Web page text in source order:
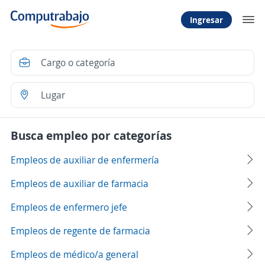
Ingresar
Busca empleo por categorías
Empleos de auxiliar de enfermería
Empleos de auxiliar de farmacia
Empleos de enfermero jefe
Empleos de regente de farmacia
Empleos de médico/a general